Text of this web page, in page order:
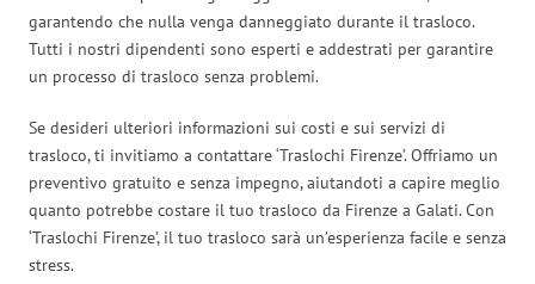
garantendo che nulla venga danneggiato durante il trasloco.
Tutti i nostri dipendenti sono esperti e addestrati per garantire
un processo di trasloco senza problemi.
Se desideri ulteriori informazioni sui costi e sui servizi di
trasloco, ti invitiamo a contattare ‘Traslochi Firenze’. Offriamo un
preventivo gratuito e senza impegno, aiutandoti a capire meglio
quanto potrebbe costare il tuo trasloco da Firenze a Galati. Con
‘Traslochi Firenze’, il tuo trasloco sarà un’esperienza facile e senza
stress.